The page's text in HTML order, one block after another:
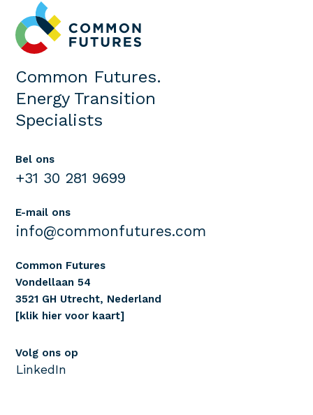
Bel ons
+31 30 281 9699
E-mail ons
info@commonfutures.com
Common Futures
Vondellaan 54
3521 GH Utrecht, Nederland
[klik hier voor kaart]
Volg ons op
LinkedIn
Common Futures.
Energy Transition
Specialists